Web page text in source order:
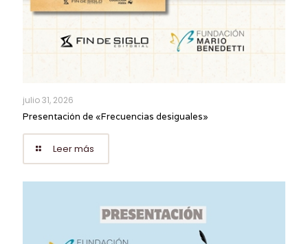
julio 31, 2026
Presentación de «Frecuencias desiguales»
Leer más